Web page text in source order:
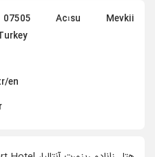
Acısu Mevkii
en